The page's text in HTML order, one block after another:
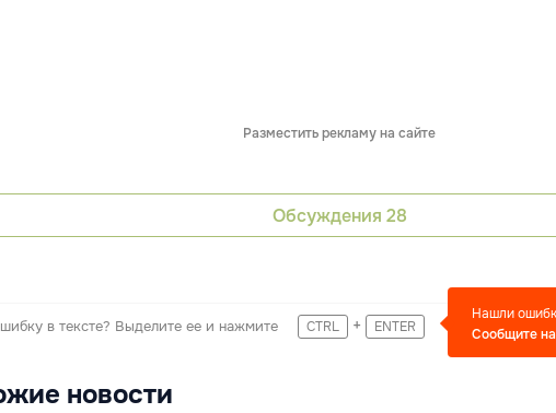
Разместить рекламу на сайте
Обсуждения 28
в тексте? Выделите ее и нажмите CTRL + ENTER
Нашли
Сообщите
новости